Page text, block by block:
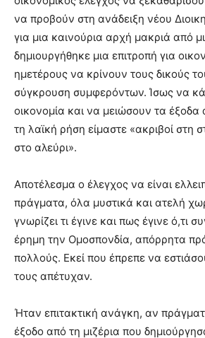
να προβούν στη ανάδειξη νέου
για μια καινούρια αρχή μακριά από
δημιουργήθηκε μια επιτροπή για
ημετέρους να κρίνουν τους δικούς
σύγκρουση συμφερόντων. Ίσως να
οικονομία και να μειώσουν τα έξοδα
τη λαϊκή ρήση είμαστε «ακριβοί στη
στο αλεύρι».
Αποτέλεσμα ο έλεγχος να είναι
πράγματα, όλα μυστικά και ατελή
γνωρίζει τι έγινε και πως έγινε ό,τι
έρημη την Ομοσπονδία, απόρρητα
πολλούς. Εκεί που έπρεπε να
τους απέτυχαν.
Ήταν επιτακτική ανάγκη, αν
έξοδο από τη μιζέρια που